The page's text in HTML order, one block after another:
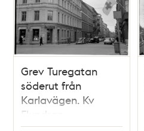
Grev Turegatan
söderut från
Karlavägen. Kv
Flundran